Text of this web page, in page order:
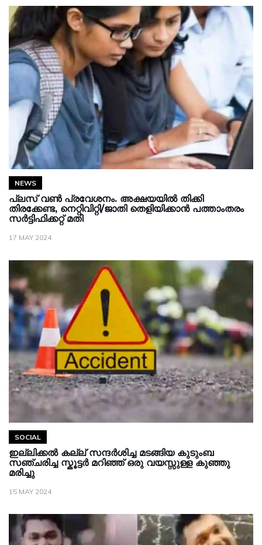
NEWS
പ്ലസ് വൺ പ്രവേശനം. അക്ഷയയിൽ തിക്കി
തിരക്കേണ്ട, നെറ്റിവിറ്റി/ജാതി തെളിയിക്കാൻ പത്താംതരം
സർട്ടിഫിക്കറ്റ് മതി
17 MAY 2024
SOCIAL
ഇല്ലിക്കൽ കല്ല് സന്ദർശിച്ച മടങ്ങിയ കുടുംബ
സഞ്ചരിച്ച സ്കൂട്ടർ മറിഞ്ഞ് ഒരു വയസ്സുള്ള കുഞ്ഞു
മരിച്ചു
15 MAY 2024